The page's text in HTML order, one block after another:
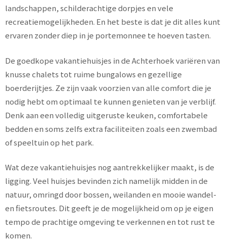
landschappen, schilderachtige dorpjes en vele
recreatiemogelijkheden. En het beste is dat je dit alles kunt
ervaren zonder diep in je portemonnee te hoeven tasten.
De goedkope vakantiehuisjes in de Achterhoek variëren van
knusse chalets tot ruime bungalows en gezellige
boerderijtjes. Ze zijn vaak voorzien van alle comfort die je
nodig hebt om optimaal te kunnen genieten van je verblijf.
Denk aan een volledig uitgeruste keuken, comfortabele
bedden en soms zelfs extra faciliteiten zoals een zwembad
of speeltuin op het park.
Wat deze vakantiehuisjes nog aantrekkelijker maakt, is de
ligging. Veel huisjes bevinden zich namelijk midden in de
natuur, omringd door bossen, weilanden en mooie wandel-
en fietsroutes. Dit geeft je de mogelijkheid om op je eigen
tempo de prachtige omgeving te verkennen en tot rust te
komen.